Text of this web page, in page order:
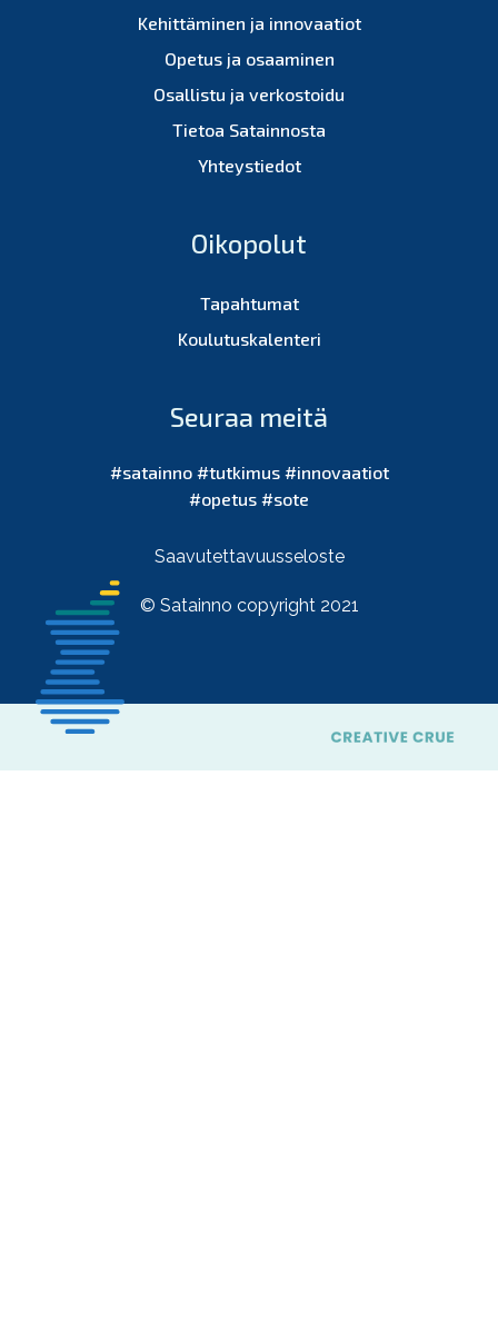
Kehittäminen ja innovaatiot
Opetus ja osaaminen
Osallistu ja verkostoidu
Tietoa Satainnosta
Yhteystiedot
Oikopolut
Tapahtumat
Koulutuskalenteri
Seuraa meitä
#satainno #tutkimus #innovaatiot
#opetus #sote
Saavutettavuusseloste
© Satainno copyright 2021